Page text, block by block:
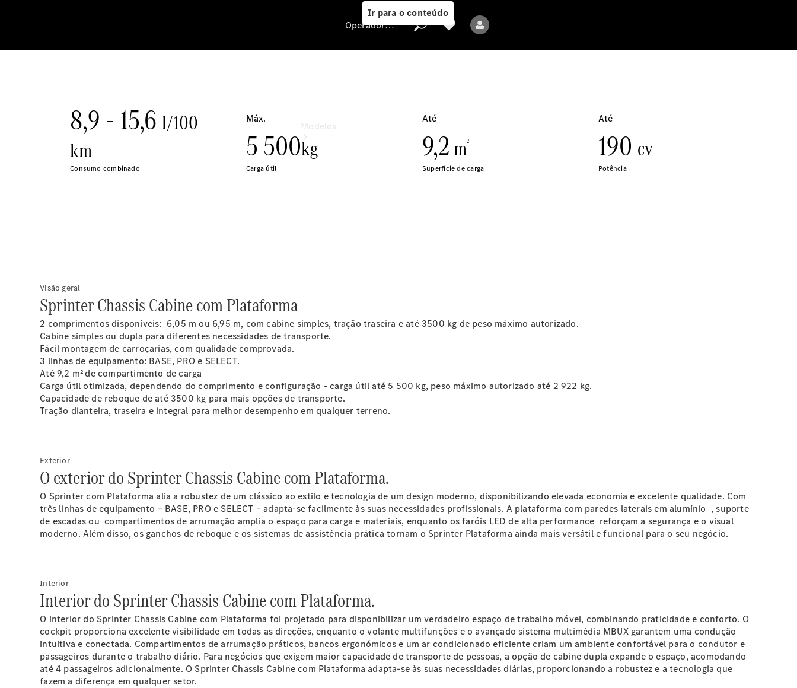
Ir para o conteúdo
Sprinter
Sprinter
Furgão
Cabine
Simples
Sprinter
Chassis
Cabine
Dupla
Aberta
Configurador
Vito
Operadora/proteção de dados
Visão geral
Sprinter Chassis Cabine com Plataforma
2 comprimentos disponíveis: 6,05 m ou 6,95 m, com cabine simples, tração traseira e até 3500 kg de peso máximo autorizado.
Cabine simples ou dupla para diferentes necessidades de transporte.
Fácil montagem de carroçarias, com qualidade comprovada.
3 linhas de equipamento: BASE, PRO e SELECT.
Até 9,2 m²de compartimento de carga
Carga útil otimizada, dependendo do comprimento e configuração - carga útil até 5 500 kg, peso máximo autorizado até 2 922 kg.
Capacidade de reboque de até 3500 kg para mais opções de transporte.
Tração dianteira, traseira e integral para melhor desempenho em qualquer terreno.
Exterior
O exterior do Sprinter Chassis Cabine com Plataforma.
O Sprinter com Plataforma alia a robustez de um clássico ao estilo e tecnologia de um design moderno, disponibilizando elevada economia e excelente qualidade. Com
três linhas de equipamento – BASE, PRO e SELECT – adapta-se facilmente às suas necessidades profissionais. A plataforma com paredes laterais emalumínio , suporte
de escadasou compartimentos de arrumação amplia o espaço para carga e materiais, enquanto os faróis LED de alta performance reforçam a segurança e o visual
moderno. Além disso, os ganchos de reboque e os sistemas de assistência prática tornam o Sprinter Plataforma ainda mais versátil e funcional para o seu negócio.
Interior
Interior do Sprinter Chassis Cabine com Plataforma.
O interior do Sprinter Chassis Cabine com Plataforma foi projetado para disponibilizar um verdadeiro espaço de trabalho móvel, combinando praticidade e conforto. O
cockpit proporciona excelente visibilidade em todas as direções, enquanto o volante multifunções e o avançado sistema multimédia MBUXgarantem uma condução
intuitiva e conectada. Compartimentos de arrumação práticos, bancos ergonómicos e um ar condicionado eficiente criam um ambiente confortável para o condutor e
passageiros durante o trabalho diário. Para negócios que exigem maior capacidade de transporte de pessoas, a opção de cabine dupla expande o espaço, acomodando
até 4 passageiros adicionalmente. O Sprinter Chassis Cabine com Plataforma adapta-se às suas necessidades diárias, proporcionando a robustez e a tecnologia que
fazem a diferença em qualquer setor.